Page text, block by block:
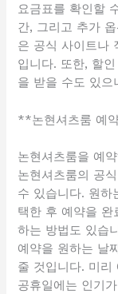
요금표를 확인할
간, 그리고 추가
은 공식 사이트나
입니다. 또한, 할
을 받을 수도 있으
**논현셔츠룸 예
논현셔츠룸을 예
논현셔츠룸의 공
수 있습니다. 원하
택한 후 예약을 완
하는 방법도 있습
예약을 원하는 날
줄 것입니다. 미리
공휴일에는 인기